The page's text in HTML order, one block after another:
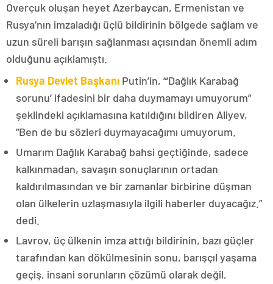
Overçuk oluşan heyet Azerbaycan, Ermenistan ve
Rusya’nın imzaladığı üçlü bildirinin bölgede sağlam ve
uzun süreli barışın sağlanması açısından önemli adım
olduğunu açıklamıştı.
Rusya Devlet Başkanı Putin’in, “‘Dağlık Karabağ
sorunu’ ifadesini bir daha duymamayı umuyorum”
şeklindeki açıklamasına katıldığını bildiren Aliyev,
“Ben de bu sözleri duymayacağımı umuyorum.
Umarım Dağlık Karabağ bahsi geçtiğinde, sadece
kalkınmadan, savaşın sonuçlarının ortadan
kaldırılmasından ve bir zamanlar birbirine düşman
olan ülkelerin uzlaşmasıyla ilgili haberler duyacağız.”
dedi.
Lavrov, üç ülkenin imza attığı bildirinin, bazı güçler
tarafından kan dökülmesinin sonu, barışçıl yaşama
geçiş, insani sorunların çözümü olarak değil,